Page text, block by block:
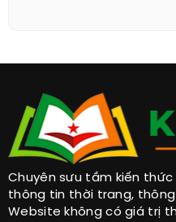
Chuyên sưu tầm kiến
thông tin thời trang,
Website không có giá trị